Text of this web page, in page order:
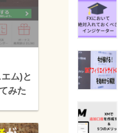
ム)と
みた